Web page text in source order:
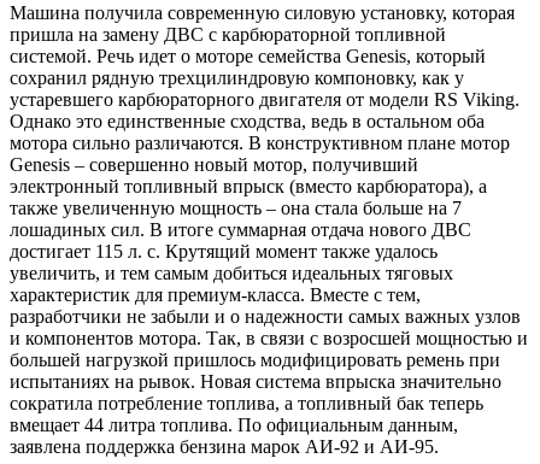
Машина получила современную силовую установку, которая
пришла на замену ДВС с карбюраторной топливной
системой. Речь идет о моторе семейства Genesis, который
сохранил рядную трехцилиндровую компоновку, как у
устаревшего карбюраторного двигателя от модели RS Viking.
Однако это единственные сходства, ведь в остальном оба
мотора сильно различаются. В конструктивном плане мотор
Genesis – совершенно новый мотор, получивший
электронный топливный впрыск (вместо карбюратора), а
также увеличенную мощность – она стала больше на 7
лошадиных сил. В итоге суммарная отдача нового ДВС
достигает 115 л. с. Крутящий момент также удалось
увеличить, и тем самым добиться идеальных тяговых
характеристик для премиум-класса. Вместе с тем,
разработчики не забыли и о надежности самых важных узлов
и компонентов мотора. Так, в связи с возросшей мощностью и
большей нагрузкой пришлось модифицировать ремень при
испытаниях на рывок. Новая система впрыска значительно
сократила потребление топлива, а топливный бак теперь
вмещает 44 литра топлива. По официальным данным,
заявлена поддержка бензина марок АИ-92 и АИ-95.